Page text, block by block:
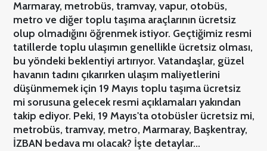
Marmaray, metrobüs, tramvay, vapur, otobüs,
metro ve diğer toplu taşıma araçlarının ücretsiz
olup olmadığını öğrenmek istiyor. Geçtiğimiz resmi
tatillerde toplu ulaşımın genellikle ücretsiz olması,
bu yöndeki beklentiyi artırıyor. Vatandaşlar, güzel
havanın tadını çıkarırken ulaşım maliyetlerini
düşünmemek için 19 Mayıs toplu taşıma ücretsiz
mi sorusuna gelecek resmi açıklamaları yakından
takip ediyor. Peki, 19 Mayıs'ta otobüsler ücretsiz mi,
metrobüs, tramvay, metro, Marmaray, Başkentray,
İZBAN bedava mı olacak? İşte detaylar...